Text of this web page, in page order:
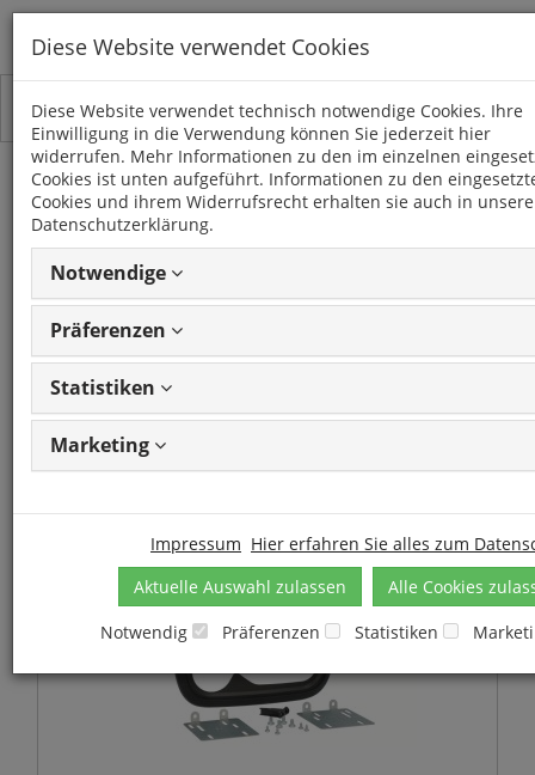
Toggle
navigation
Kategorien
NV300
(2014 -)
16 Artikel
Artikel1 - 16 von 16
Artikeln
ändern
Diese Website verwendet Cookies
Diese Website verwendet technisch notwendige Cookies. Ihre
Einwilligung in die Verwendung können Sie jederzeit hier
widerrufen. Mehr Informationen zu den im einzelnen
Cookies ist unten aufgeführt. Informationen zu den
Cookies und ihrem Widerrufsrecht erhalten sie auch in
Datenschutzerklärung.
Notwendige
Präferenzen
Statistiken
Marketing
Impressum Hier erfahren Sie alles zum
Aktuelle Auswahl zulassen
Alle Cookies
Notwendig
Präferenzen Statistiken